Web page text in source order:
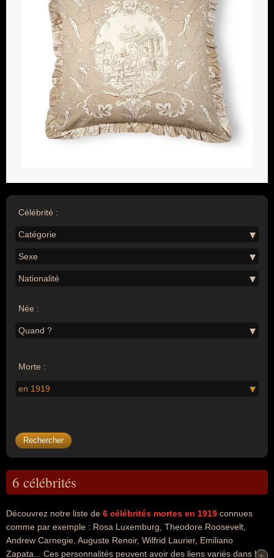
Célébrité :
Catégorie
Sexe
Nationalité
Née :
Quand ?
Morte :
en 1919
6 célébrités
Découvrez notre liste de 6 célébrités mortes en 1919 connues
comme par exemple : Rosa Luxemburg, Theodore Roosevelt,
Andrew Carnegie, Auguste Renoir, Wilfrid Laurier, Emiliano
Zapata... Ces personnalités peuvent avoir des liens variés dans les
+
+